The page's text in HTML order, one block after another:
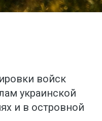
войск
украинской
и в островной